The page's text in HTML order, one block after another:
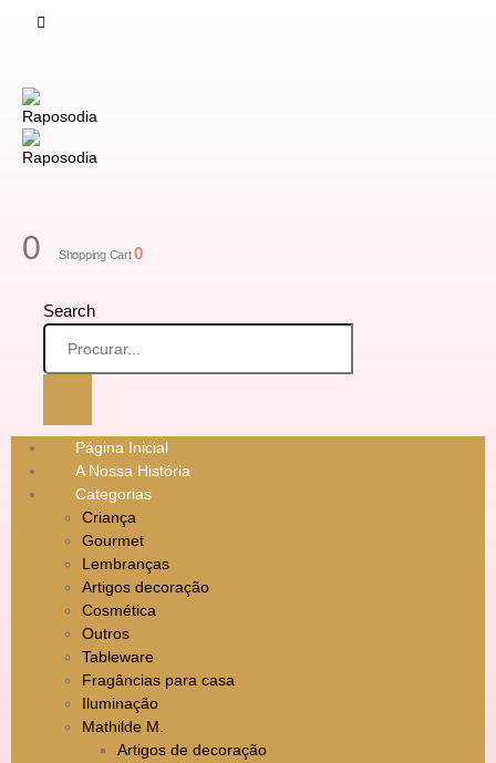
0 Shopping Cart0
Search
Página Inicial
A Nossa História
Categorias
Criança
Gourmet
Lembranças
Artigos decoração
Cosmética
Outros
Tableware
Fragâncias para casa
Iluminação
Mathilde M.
Artigos de decoração